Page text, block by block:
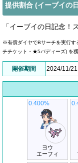
提供割合 (イーブイの
「イーブイの日記念！
※有償ダイヤでBサーチを実行す
チチケット・★5バディーズ) を
開催期間 2024/11/
ヨウ
エーフィ
0.400%